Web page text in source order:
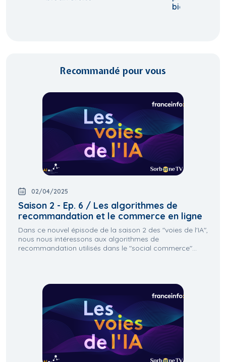
biodiversité?
Recommandé pour vous
02/04/2025
Saison 2 - Ep. 6 / Les algorithmes de
recommandation et le commerce en ligne
Dans ce nouvel épisode de la saison 2 des "voies de l'IA",
nous nous intéressons aux algorithmes de
recommandation utilisés dans le "social commerce"...